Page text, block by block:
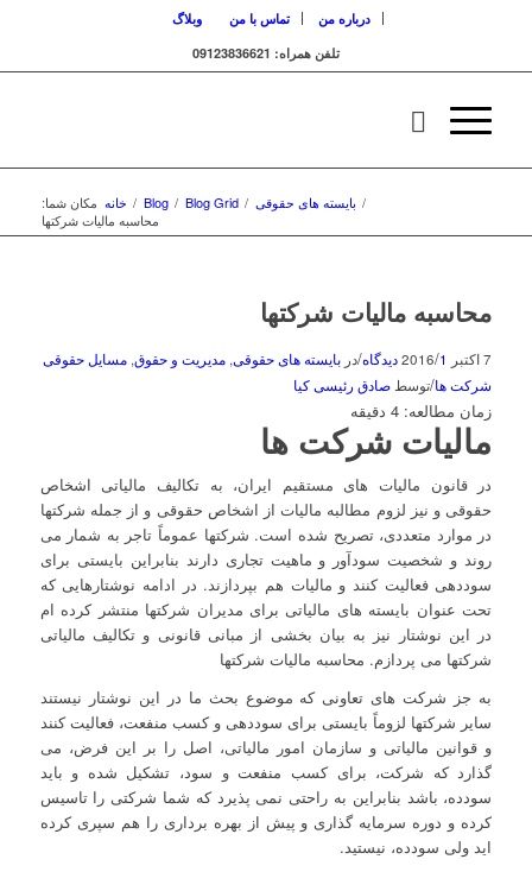
درباره من تماس با من
وبلاگ
تلفن همراه: 09123836621
مکان شما: خانه / Blog / Blog Grid / بایسته های حقوقی /
محاسبه مالیات شرکتها
محاسبه مالیات شرکتها
7 اکتبر 2016 /1 دیدگاه /در بایسته های حقوقی, مدیریت و حقوق, مسایل حقوقی
شرکت ها/توسط صادق رئیسی کیا
زمان مطالعه: 4 دقیقه
مالیات شرکت ها
در قانون مالیات های مستقیم ایران، به تکالیف مالیاتی اشخاص
حقوقی و نیز لزوم مطالبه مالیات از اشخاص حقوقی و از جمله شرکتها
در موارد متعددی، تصریح شده است. شرکتها عموماً تاجر به شمار می
روند و شخصیت سودآور و ماهیت تجاری دارند بنابراین بایستی برای
سوددهی فعالیت کنند و مالیات هم بپردازند. در ادامه نوشتارهایی که
تحت عنوان بایسته های مالیاتی برای مدیران شرکتها منتشر کرده ام
در این نوشتار نیز به بیان بخشی از مبانی قانونی و تکالیف مالیاتی
شرکتها می پردازم. محاسبه مالیات شرکتها
به جز شرکت های تعاونی که موضوع بحث ما در این نوشتار نیستند
سایر شرکتها لزوماً بایستی برای سوددهی و کسب منفعت، فعالیت کنند
و قوانین مالیاتی و سازمان امور مالیاتی، اصل را بر این فرض، می
گذارد که شرکت، برای کسب منفعت و سود، تشکیل شده و باید
سودده، باشد بنابراین به راحتی نمی پذیرد که شما شرکتی را تاسیس
کرده و دوره سرمایه گذاری و پیش از بهره برداری را هم سپری کرده
اید ولی سودده، نیستید.